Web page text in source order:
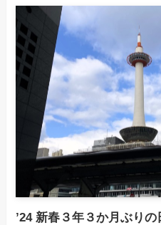
’24 新春３年３か月ぶり